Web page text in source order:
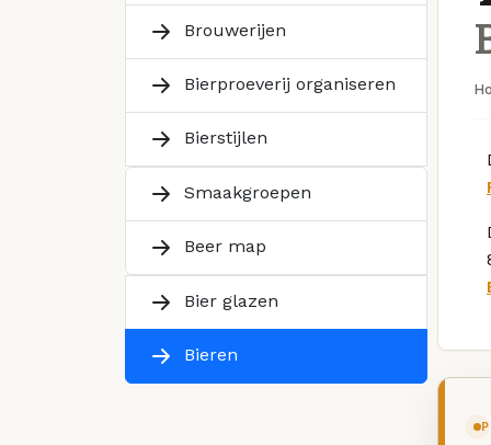
Brouwerijen
Bierproeverij organiseren
Bierstijlen
Smaakgroepen
Beer map
Bier glazen
Bieren